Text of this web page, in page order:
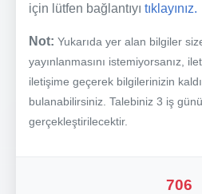
için lütfen bağlantıyı tıklayınız.
Not: Yukarıda yer alan bilgiler
yayınlanmasını istemiyorsanız,
iletişime geçerek bilgilerinizin
bulanabilirsiniz. Talebiniz 3 iş
gerçekleştirilecektir.
706